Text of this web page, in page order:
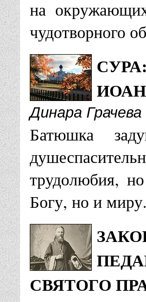
Бишкекская и
Храм во
Храм
с. Поярково
Боровичская
Храм
Брестская
Приход в
на
чудотворного
Динара Грачева
Батюшка
трудолюбия,
Богу, но и
СВЯТОГО